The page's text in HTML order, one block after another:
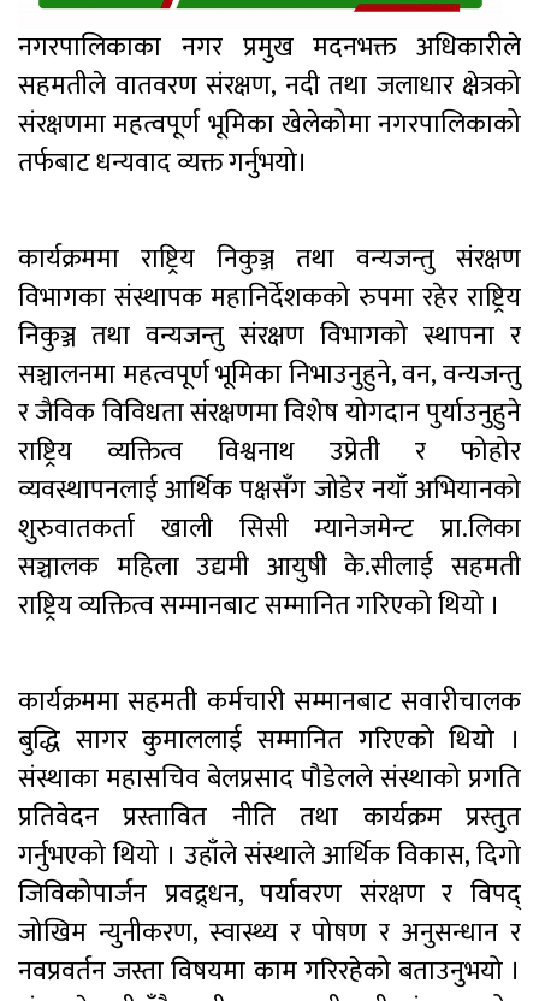
नगरपालिकाका नगर प्रमुख मदनभक्त अधिकारीले
सहमतीले वातवरण संरक्षण, नदी तथा जलाधार क्षेत्रको
संरक्षणमा महत्वपूर्ण भूमिका खेलेकोमा नगरपालिकाको
तर्फबाट धन्यवाद व्यक्त गर्नुभयो।
कार्यक्रममा राष्ट्रिय निकुञ्ज तथा वन्यजन्तु संरक्षण
विभागका संस्थापक महानिर्देशकको रुपमा रहेर राष्ट्रिय
निकुञ्ज तथा वन्यजन्तु संरक्षण विभागको स्थापना र
सञ्चालनमा महत्वपूर्ण भूमिका निभाउनुहुने, वन, वन्यजन्तु
र जैविक विविधता संरक्षणमा विशेष योगदान पुर्याउनुहुने
राष्ट्रिय व्यक्तित्व विश्वनाथ उप्रेती र फोहोर
व्यवस्थापनलाई आर्थिक पक्षसँग जोडेर नयाँ अभियानको
शुरुवातकर्ता खाली सिसी म्यानेजमेन्ट प्रा.लिका
सञ्चालक महिला उद्यमी आयुषी के.सीलाई सहमती
राष्ट्रिय व्यक्तित्व सम्मानबाट सम्मानित गरिएको थियो ।
कार्यक्रममा सहमती कर्मचारी सम्मानबाट सवारीचालक
बुद्धि सागर कुमाललाई सम्मानित गरिएको थियो ।
संस्थाका महासचिव बेलप्रसाद पौडेलले संस्थाको प्रगति
प्रतिवेदन प्रस्तावित नीति तथा कार्यक्रम प्रस्तुत
गर्नुभएको थियो । उहाँले संस्थाले आर्थिक विकास, दिगो
जिविकोपार्जन प्रवद्र्धन, पर्यावरण संरक्षण र विपद्
जोखिम न्युनीकरण, स्वास्थ्य र पोषण र अनुसन्धान र
नवप्रवर्तन जस्ता विषयमा काम गरिरहेको बताउनुभयो ।